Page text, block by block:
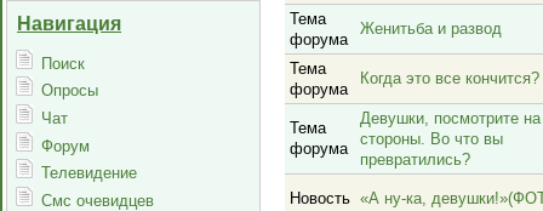
Навигация
Поиск
Опросы
Чат
Форум
Телевидение
Смс очевидцев
Тема
форума
Женитьба и развод
Тема
форума
Когда это все кончится?
Тема
форума
Девушки, посмотрите
стороны. Во что вы
превратились?
Новость «А ну-ка,